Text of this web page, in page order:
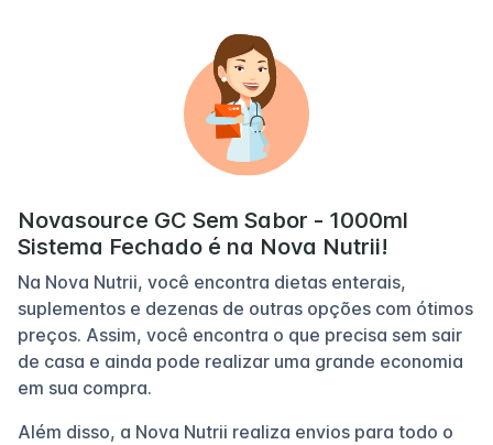
Novasource GC Sem Sabor - 1000ml
Sistema Fechado é na Nova Nutrii!
Na Nova Nutrii, você encontra dietas enterais,
suplementos e dezenas de outras opções com ótimos
preços. Assim, você encontra o que precisa sem sair
de casa e ainda pode realizar uma grande economia
em sua compra.
Além disso, a Nova Nutrii realiza envios para todo o